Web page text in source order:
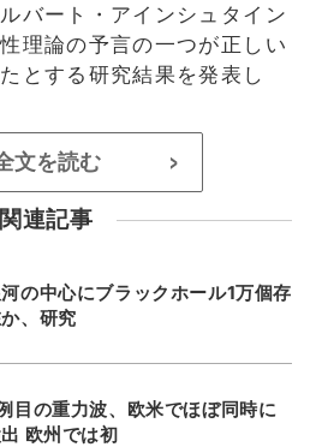
バート・アインシュタイン
理論の予言の一つが正しい
とする研究結果を発表し
文を読む >
関連記事
の中心にブラックホール1万個存
、研究
目の重力波、欧米でほぼ同時に
欧州では初